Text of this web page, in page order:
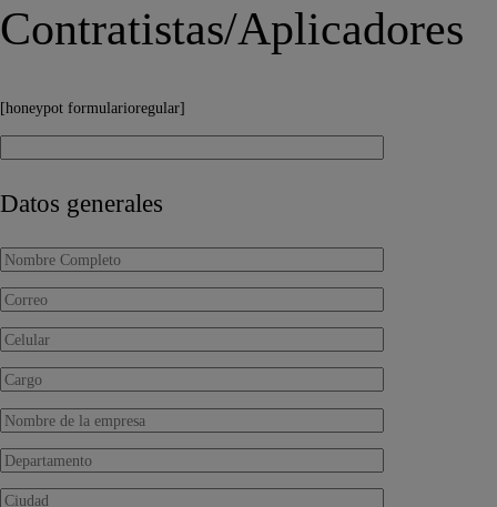
Contratistas/Aplicadores
[honeypot formularioregular]
Datos generales